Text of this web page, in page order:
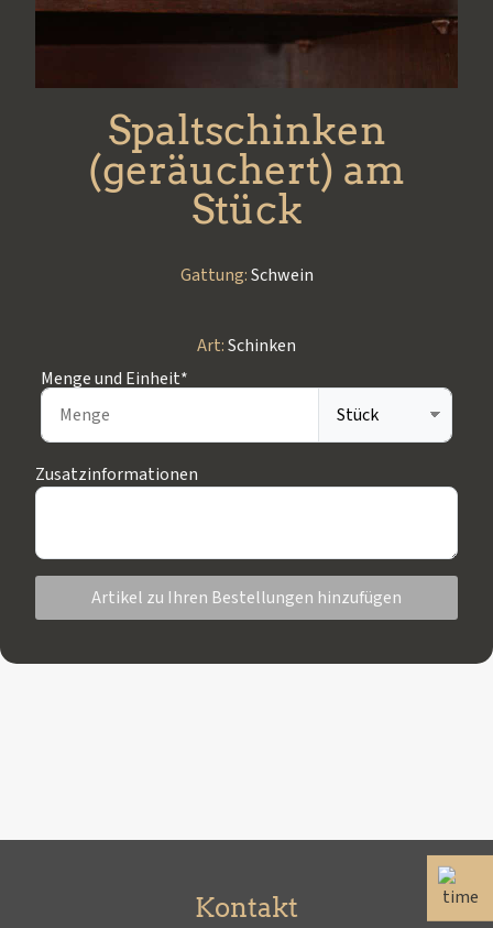
Spaltschinken
(geräuchert) am
Stück
Gattung:Schwein
Art:Schinken
Menge und Einheit*
Zusatzinformationen
Artikel zu Ihren Bestellungen hinzufügen
Kontakt